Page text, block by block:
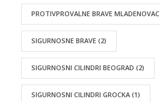
PROTIVPROVALNE BRAVE MLADENOVAC
SIGURNOSNE BRAVE (2)
SIGURNOSNI CILINDRI BEOGRAD (2)
SIGURNOSNI CILINDRI GROCKA (1)